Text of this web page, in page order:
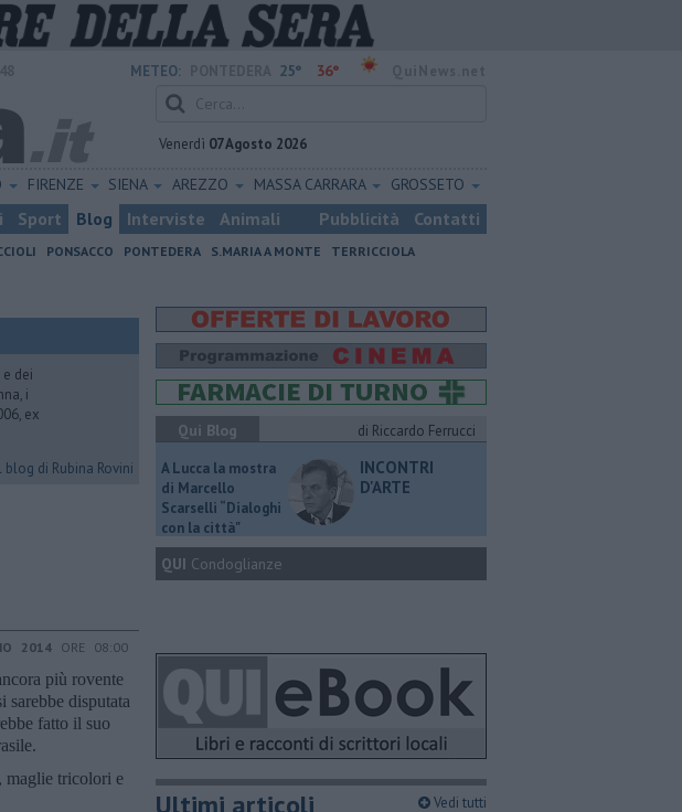
METEO: 25° 36°
Venerdì 07 Agosto 2026
FIRENZE SIENA AREZZO MASSA CARRARA GROSSETO
Sport Blog Interviste Animali Pubblicità Contatti
PONSACCO PONTEDERA S.MARIA A MONTE
TERRICCIOLA
dei
i
ex
di Rubina Rovini
2014 ORE 08:00
più rovente
sarebbe disputata
fatto il suo
maglie tricolori e
Qui Blog
di Riccardo Ferrucci
A Lucca la mostra
di Marcello
Scarselli “Dialoghi
con la città"
INCONTRI
D'ARTE
QUI Condoglianze
Ultimi articoli Vedi tutti